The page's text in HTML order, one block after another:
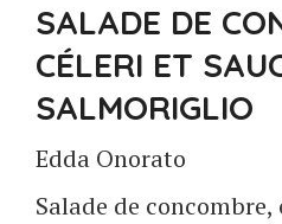
SALADE DE
CÉLERI ET
SALMORIGLIO
Edda Onorato
Salade de